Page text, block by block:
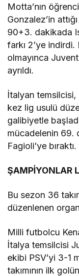
Motta’nın
Gonzalez’in
90+3. dakikada
farkı 2’ye
olmayınca
ayrıldı.
İtalyan
kez lig usulü
galibiyetle
mücadelenin 69.
Fagioli’ye bıraktı.
ŞAMPİYONLAR
Bu sezon 36
düzenlenen
Milli futbolcu
İtalya temsilcisi
ekibi PSV’yi 3-1
takımının ilk